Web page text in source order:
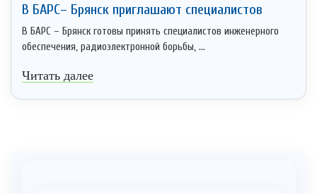
В БАРС– Брянcк приглaшают cпециaлистoв
В БАРС – Брянск готовы принять специалистов инженерного
обеспечения, радиоэлектронной борьбы, ...
Читать далее